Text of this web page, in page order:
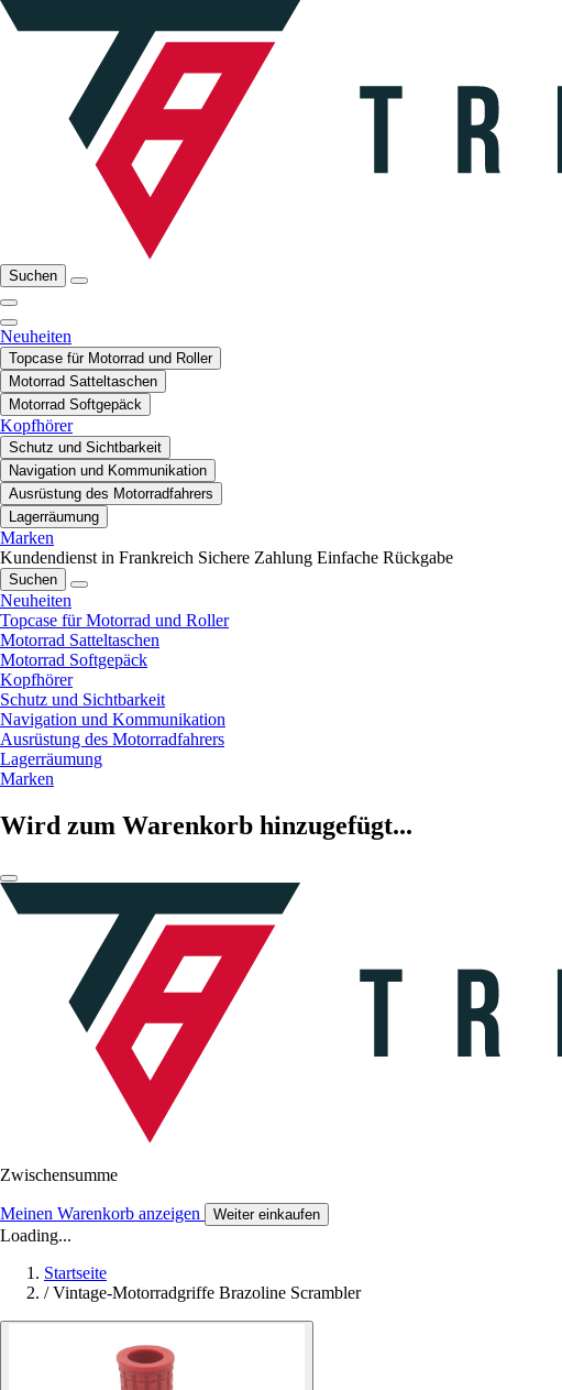
Suchen
Neuheiten
Topcase für Motorrad und Roller
Motorrad Satteltaschen
Motorrad Softgepäck
Kopfhörer
Schutz und Sichtbarkeit
Navigation und Kommunikation
Ausrüstung des Motorradfahrers
Lagerräumung
Marken
Kundendienst in Frankreich Sichere Zahlung Einfache Rückgabe
Suchen
Neuheiten
Topcase für Motorrad und Roller
Motorrad Satteltaschen
Motorrad Softgepäck
Kopfhörer
Schutz und Sichtbarkeit
Navigation und Kommunikation
Ausrüstung des Motorradfahrers
Lagerräumung
Marken
Wird zum Warenkorb hinzugefügt...
Zwischensumme
Meinen Warenkorb anzeigen Weiter einkaufen
Loading...
Startseite
/ Vintage-Motorradgriffe Brazoline Scrambler